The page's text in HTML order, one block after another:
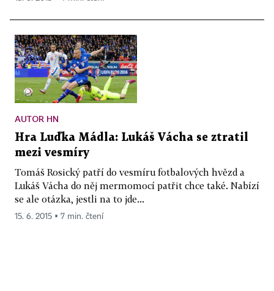
AUTOR HN
Hra Luďka Mádla: Lukáš Vácha se ztratil
mezi vesmíry
Tomáš Rosický patří do vesmíru fotbalových hvězd a
Lukáš Vácha do něj mermomocí patřit chce také. Nabízí
se ale otázka, jestli na to jde...
15. 6. 2015 ▪ 7 min. čtení